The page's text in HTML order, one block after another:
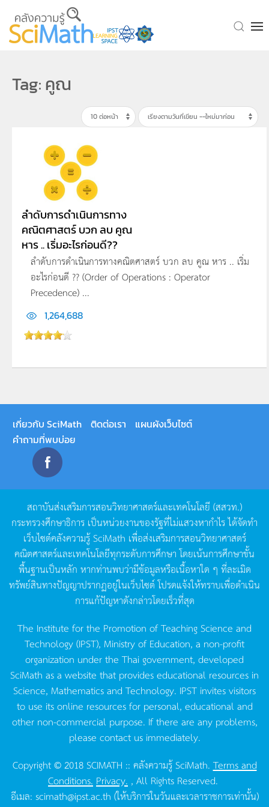
Skip to main content
Tag: คูณ
ลำดับการดำเนินการทาง
คณิตศาสตร์ บวก ลบ คูณ
หาร .. เริ่มอะไรก่อนดี??
ลำดับการดำเนินการทางคณิตศาสตร์ บวก ลบ คูณ หาร .. เริ่ม
อะไรก่อนดี ?? (Order of Operations : Operator
Precedence) ...
1,264,688
เกี่ยวกับ SciMath ติดต่อเรา
แผนผังเว็บไซต์
คำถามที่พบบ่อย
สถาบันส่งเสริมการสอนวิทยาศาสตร์และเทคโนโลยี (สสวท.)
กระทรวงศึกษาธิการ เป็นหน่วยงานของรัฐที่ไม่แสวงหากำไรได้จัดทำ
เว็บไซต์คลังความรู้SciMath เพื่อส่งเสริมการสอนวิทยาศาสตร์
คณิตศาสตร์และเทคโนโลยีทุกระดับการศึกษา โดยเน้นการศึกษาขั้น
พื้นฐานเป็นหลัก หากท่านพบว่ามีข้อมูลหรือเนื้อหาใด ๆ ที่ละเมิด
ทรัพย์สินทางปัญญาปรากฏอยู่ในเว็บไซต์โปรดแจ้งให้ทราบเพื่อดำเนิน
การแก้ปัญหาดังกล่าวโดยเร็วที่สุด
The Institute for the Promotion of Teaching Science and
Technology (IPST), Ministry of Education, a non-profit
organization under the Thai government, developed
SciMath as a website that provides educational resources in
Science, Mathematics and Technology. IPST invites visitors
to use its online resources for personal, educational and
other non-commercial purpose. If there are any problems,
please contact us immediately.
Copyright © 2018 SCIMATH :: คลังความรู้ SciMath.Terms and
Conditions. Privacy. , All Rights Reserved.
อีเมล: scimath@ipst.ac.th (ให้บริการในวันและเวลาราชการเท่านั้น)